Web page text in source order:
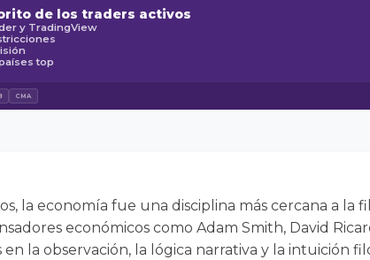
de los traders activos
y TradingView
top
CMA
la economía fue una disciplina más cercana a la
económicos como Adam Smith, David
la observación, la lógica narrativa y la intuición